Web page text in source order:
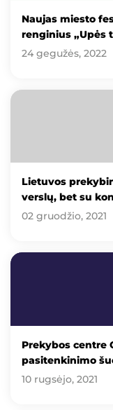
Naujas miesto
renginius „Upės
24 gegužės, 2022
Lietuvos
verslų, bet su
02 gruodžio, 2021
Prekybos centre
pasitenkinimo
10 rugsėjo, 2021